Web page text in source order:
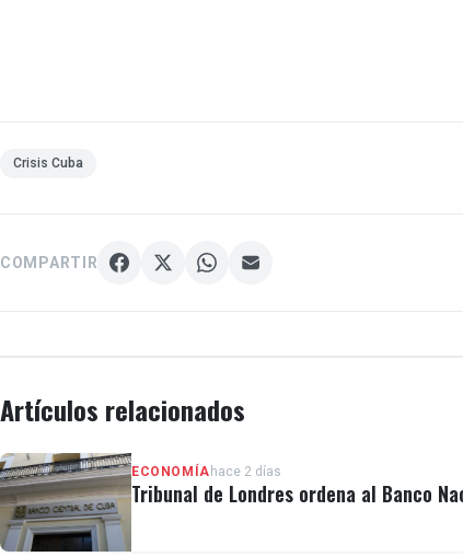
Crisis Cuba
COMPARTIR
Artículos relacionados
ECONOMÍA hace 2 días
Tribunal de Londres ordena al Banco